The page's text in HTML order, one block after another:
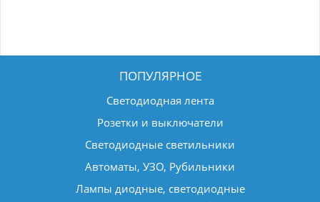
ПОПУЛЯРНОЕ
Светодиодная лента
Розетки и выключатели
Светодиодные светильники
Автоматы, УЗО, Рубильники
Лампы диодные, светодиодные